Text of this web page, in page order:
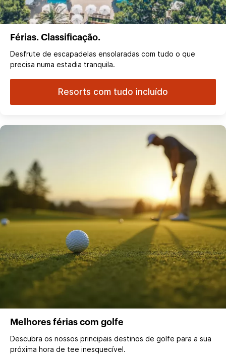
Férias. Classificação.
Desfrute de escapadelas ensolaradas com tudo o que
precisa numa estadia tranquila.
Resorts com tudo incluído
Melhores férias com golfe
Descubra os nossos principais destinos de golfe para a sua
próxima hora de tee inesquecível.